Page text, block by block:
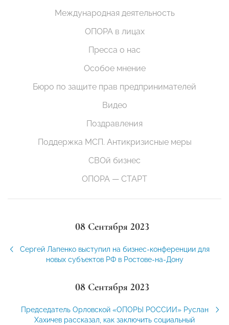
Международная деятельность
ОПОРА в лицах
Пресса о нас
Особое мнение
Бюро по защите прав предпринимателей
Видео
Поздравления
Поддержка МСП. Антикризисные меры
СВОй бизнес
ОПОРА — СТАРТ
08 Сентября 2023
Сергей Лапенко выступил на бизнес-конференции для
новых субъектов РФ в Ростове-на-Дону
08 Сентября 2023
Председатель Орловской «ОПОРЫ РОССИИ» Руслан
Хахичев рассказал, как заключить социальный